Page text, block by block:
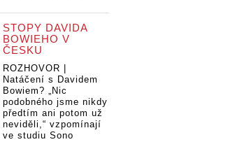
STOPY DAVIDA
BOWIEHO V
ČESKU
ROZHOVOR |
Natáčení s Davidem
Bowiem? „Nic
podobného jsme nikdy
předtím ani potom už
neviděli,“ vzpomínají
ve studiu Sono